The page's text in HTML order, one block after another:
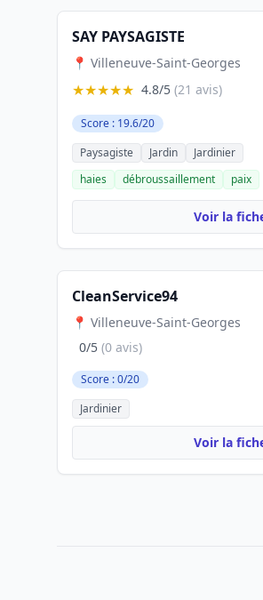
SAY PAYSAGISTE
📍 Villeneuve-Saint-Georges
★★★★★ 4.8/5 (21 avis)
Score : 19.6/20
Paysagiste
Jardin
Jardinier
haies
débroussaillement paix
Voir la
CleanService94
📍 Villeneuve-Saint-Georges
0/5 (0 avis)
Score : 0/20
Jardinier
Voir la